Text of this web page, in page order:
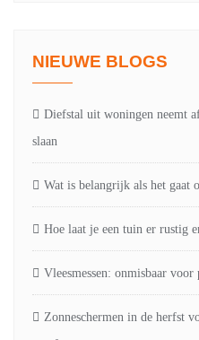
NIEUWE BLOGS
Diefstal uit woningen neemt
slaan
Wat is belangrijk als het gaat
Hoe laat je een tuin er rustig
Vleesmessen: onmisbaar
Zonneschermen in de herfst